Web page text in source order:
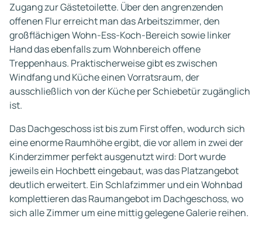
Zugang zur Gästetoilette. Über den angrenzenden
offenen Flur erreicht man das Arbeitszimmer, den
großflächigen Wohn-Ess-Koch-Bereich sowie linker
Hand das ebenfalls zum Wohnbereich offene
Treppenhaus. Praktischerweise gibt es zwischen
Windfang und Küche einen Vorratsraum, der
ausschließlich von der Küche per Schiebetür zugänglich
ist.
Das Dachgeschoss ist bis zum First offen, wodurch sich
eine enorme Raumhöhe ergibt, die vor allem in zwei der
Kinderzimmer perfekt ausgenutzt wird: Dort wurde
jeweils ein Hochbett eingebaut, was das Platzangebot
deutlich erweitert. Ein Schlafzimmer und ein Wohnbad
komplettieren das Raumangebot im Dachgeschoss, wo
sich alle Zimmer um eine mittig gelegene Galerie reihen.